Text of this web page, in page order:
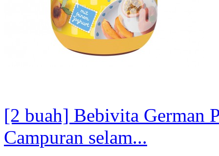
[2 buah] Bebivita German
Campuran selam...